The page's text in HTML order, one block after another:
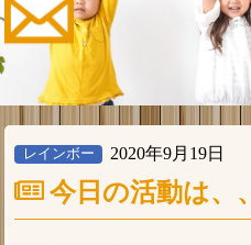
レインボー 2020年9月19日
今日の活動は、、